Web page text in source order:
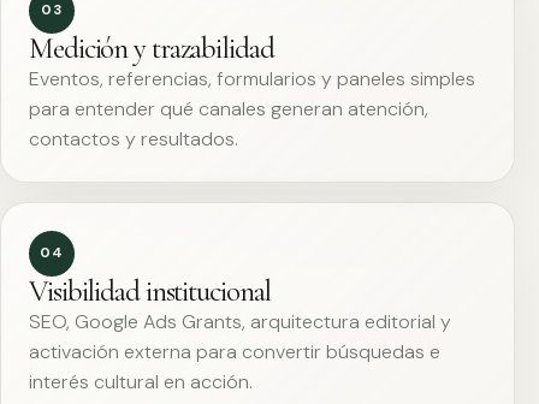
03
Medición y trazabilidad
Eventos, referencias, formularios y paneles simples
para entender qué canales generan atención,
contactos y resultados.
04
Visibilidad institucional
SEO, Google Ads Grants, arquitectura editorial y
activación externa para convertir búsquedas e
interés cultural en acción.